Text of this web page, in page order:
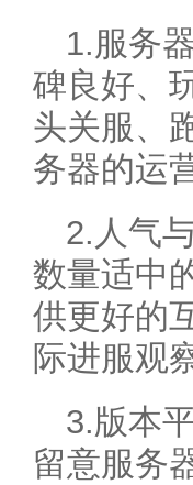
1.服务
碑良好、
头关服、
务器的运
2.人气
数量适中
供更好的
际进服观
3.版本
留意服务